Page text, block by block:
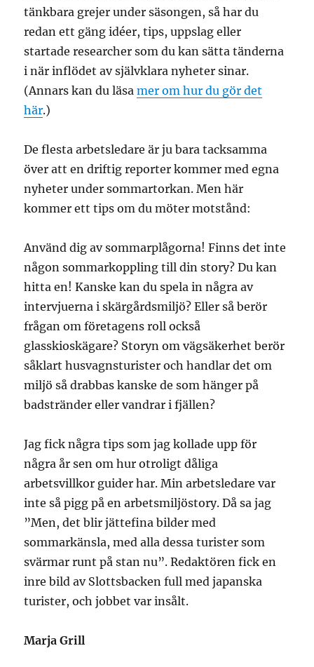
tänkbara grejer under säsongen, så har du
redan ett gäng idéer, tips, uppslag eller
startade researcher som du kan sätta tänderna
i när inflödet av självklara nyheter sinar.
(Annars kan du läsamer om hur du gör det
här.)
De flesta arbetsledare är ju bara tacksamma
över att en driftig reporter kommer med egna
nyheter under sommartorkan. Men här
kommer ett tips om du möter motstånd:
Använd dig av sommarplågorna! Finns det inte
någon sommarkoppling till din story? Du kan
hitta en! Kanske kan du spela in några av
intervjuerna i skärgårdsmiljö? Eller så berör
frågan om företagens roll också
glasskioskägare? Storyn om vägsäkerhet berör
såklart husvagnsturister och handlar det om
miljö så drabbas kanske de som hänger på
badstränder eller vandrar i fjällen?
Jag fick några tips som jag kollade upp för
några år sen om hur otroligt dåliga
arbetsvillkor guider har. Min arbetsledare var
inte så pigg på en arbetsmiljöstory. Då sa jag
”Men, det blir jättefina bilder med
sommarkänsla, med alla dessa turister som
svärmar runt på stan nu”. Redaktören fick en
inre bild av Slottsbacken full med japanska
turister, och jobbet var insålt.
Marja Grill